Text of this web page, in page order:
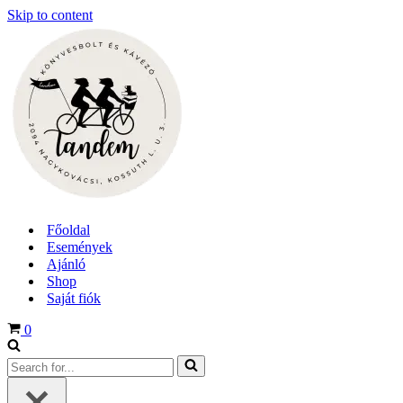
Skip to content
Főoldal
Események
Ajánló
Shop
Saját fiók
Cart
0
Search
for...